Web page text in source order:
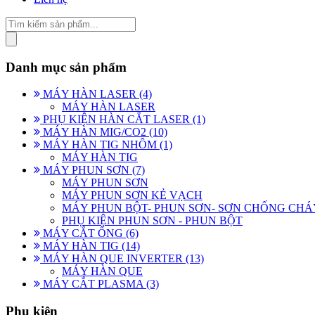
Danh mục sản phẩm
MÁY HÀN LASER (4)
MÁY HÀN LASER
PHỤ KIỆN HÀN CẮT LASER (1)
MÁY HÀN MIG/CO2 (10)
MÁY HÀN TIG NHÔM (1)
MÁY HÀN TIG
MÁY PHUN SƠN (7)
MÁY PHUN SƠN
MÁY PHUN SƠN KẺ VẠCH
MÁY PHUN BỘT- PHUN SƠN- SƠN CHỐNG
PHỤ KIỆN PHUN SƠN - PHUN BỘT
MÁY CẮT ỐNG (6)
MÁY HÀN TIG (14)
MÁY HÀN QUE INVERTER (13)
MÁY HÀN QUE
MÁY CẮT PLASMA (3)
Phụ kiện